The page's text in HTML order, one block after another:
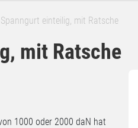
Spanngurt einteilig, mit Ratsche
mit Ratsche
1000 oder 2000 daN hat